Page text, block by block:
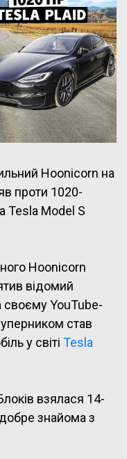
Hoonicorn на
проти 1020-
Tesla Model S
Hoonicorn
відомий
своєму YouTube-
став
у світі Tesla
взялася 14-
знайома з